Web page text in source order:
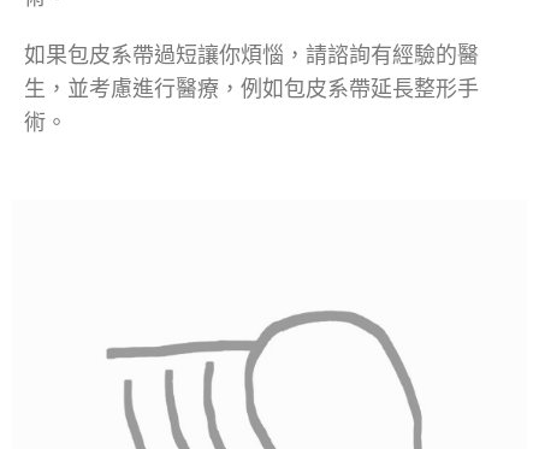
如果包皮系帶過短讓你煩惱，請諮詢有經驗的醫
生，並考慮進行醫療，例如包皮系帶延長整形手
術。